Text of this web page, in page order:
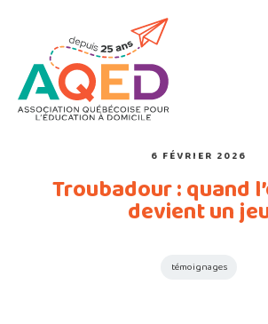
6 FÉVRIER 2026
Troubadour : quand
devient un
témoignages